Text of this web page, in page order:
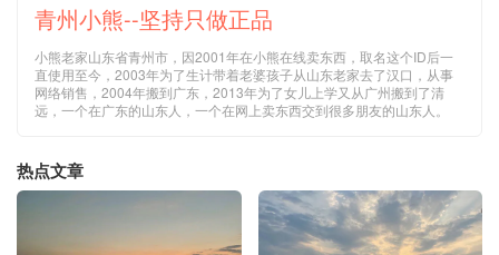
青州小熊--坚持只做正品
小熊老家山东省青州市，因2001年在小熊在线卖东西，取名这个ID后一
直使用至今，2003年为了生计带着老婆孩子从山东老家去了汉口，从事
网络销售，2004年搬到广东，2013年为了女儿上学又从广州搬到了清
远，一个在广东的山东人，一个在网上卖东西交到很多朋友的山东人。
热点文章